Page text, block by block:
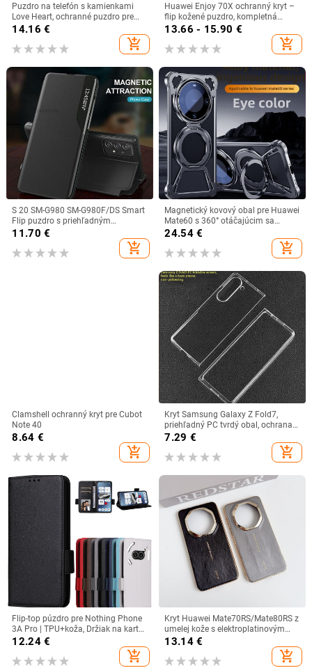
Puzdro na telefón s kamienkami
Love Heart, ochranné puzdro pre
iPhone 16, 15, 14, 13, 12, 11 Pro, Xs
Max, XR, 8Plus, SE2/SE3, TPU,
nárazuvzdorný zadný kryt
14.16 €
add_shopping_cart
Huawei Enjoy 70X ochranný kryt –
flip kožené puzdro, kompletná
ochrana, proti pádu, mäkký obal,
13.66 - 15.90 €
add_shopping_cart
S 20 SM-G980 SM-G980F/DS Smart
Flip puzdro s priehľadným
okienkom pre Samsung Galaxy S20
koženom puzdre na mobilný telefón
11.70 €
add_shopping_cart
Magnetický kovový obal pre Huawei
Mate60 s 360° otáčajúcim sa
stojanom – proti pádu pre Mate60,
24.54€
add_shopping_cart
Clamshell ochranný kryt pre Cubot
Note 40
8.64 €
add_shopping_cart
Kryt Samsung Galaxy Z Fold7,
priehľadný PC tvrdý obal, ochrana
proti pádu, odvádzanie tepla
7.29 €
add_shopping_cart
Flip-top púzdro pre Nothing Phone
3A Pro | TPU+koža, Držiak na karty,
Prispôsobiteľný, Odolný proti
12.24€
add_shopping_cart
Kryt Huawei Mate70RS/Mate80RS z
umelej kože s elektroplatinovým
povrchom a vzorom zlatého a
strieborného brokátu – Výnimočný
Majster
13.14€
add_shopping_cart